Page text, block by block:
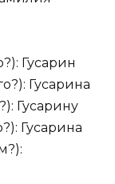
Гусарин
Гусарина
Гусарину
Гусарина